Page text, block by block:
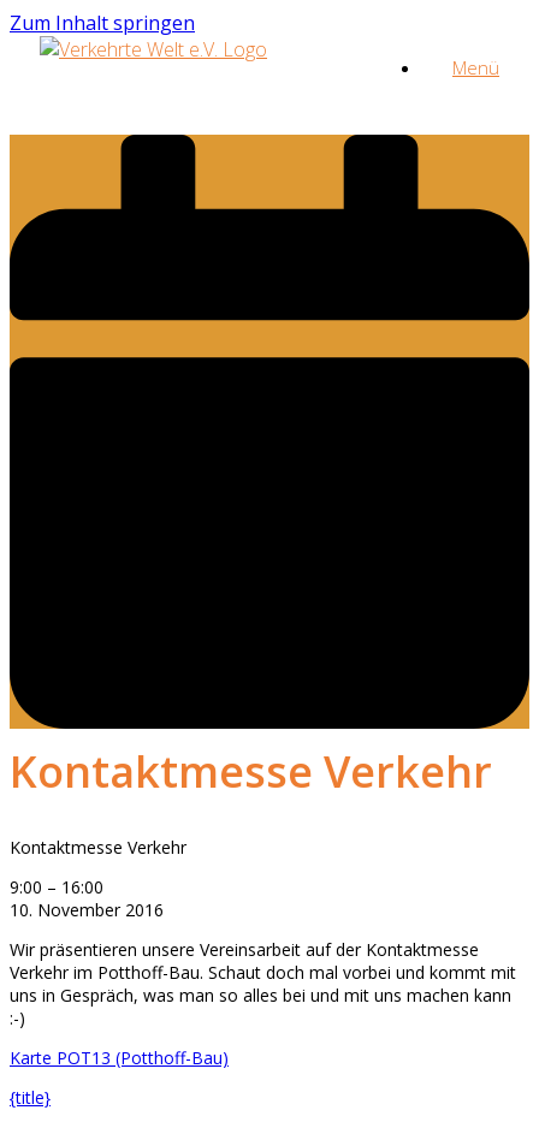
Zum Inhalt springen
Menü
Kontaktmesse Verkehr
Kontaktmesse Verkehr
9:00 – 16:00
10. November 2016
Wir präsentieren unsere Vereinsarbeit auf der Kontaktmesse
Verkehr im Potthoff-Bau. Schaut doch mal vorbei und kommt mit
uns in Gespräch, was man so alles bei und mit uns machen kann
:-)
Karte POT13 (Potthoff-Bau)
{title}